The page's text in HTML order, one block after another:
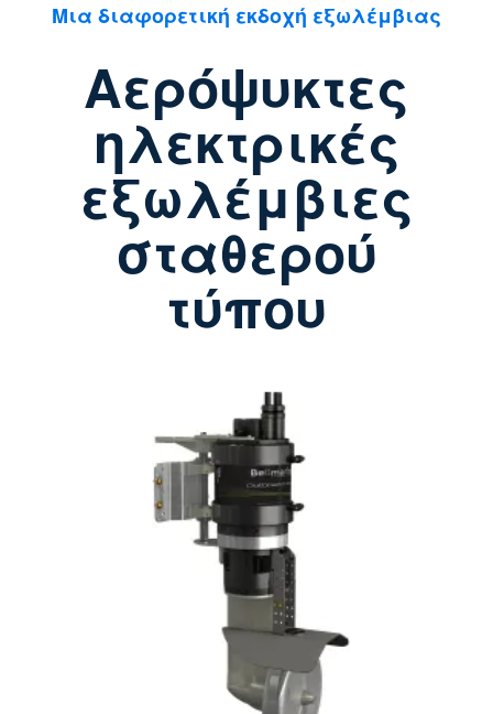
Μια διαφορετική εκδοχή εξωλέμβιας
Αερόψυκτες
ηλεκτρικές
εξωλέμβιες
σταθερού
τύπου